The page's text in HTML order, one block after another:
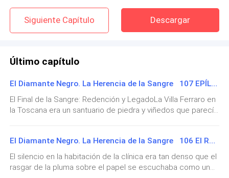
¿Por qué estábamos juntos? Esa era la pregunta que
se hacían muchos, mientras que la respuesta era más
que clara, lo estábamos debido a una unión injusta de
mostró renuente desde el inicio.
Lo hacíamos, porque al final de cuentas, había sido
cuando éramos solo niños.
Porque según él, yo era una niña linda y quería casarse
conmigo, por mi hermoso rostro, justamente la
Siguiente Capítulo Descargar
Último capítulo
El Diamante Negro. La Herencia de la Sangre 107 EPÍLOGO
El Final de la Sangre: Redención y LegadoLa Villa Ferraro en
la Toscana era un santuario de piedra y viñedos que parecía
tras semanas de hospitales y tribunales, el aire olía a tierra
mojada y a leña de encina ardía en la chimenea de la
habitación principal.Ya no había sombras de
guardaespaldas tras las puertas, ni el peso metálico de una
El Diamante Negro. La Herencia de la Sangre 106 El Renacimiento
El silencio en la habitación de la clínica era tan denso que el
rasgar de la pluma sobre el papel se escuchaba como un